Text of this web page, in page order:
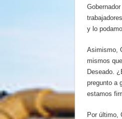
y lo
Asimismo,
mismos
Deseado.
pregunto a
estamos
Por último,